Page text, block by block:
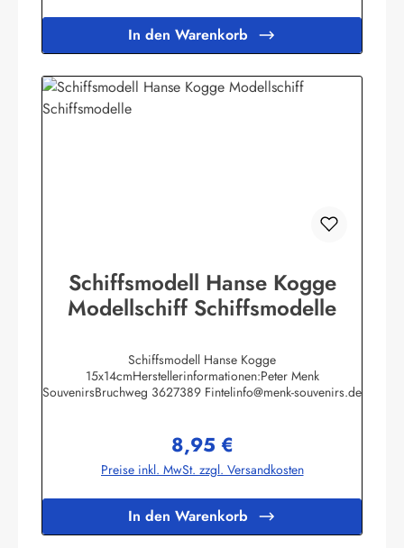
In den Warenkorb
Schiffsmodell Hanse Kogge
Modellschiff Schiffsmodelle
Schiffsmodell Hanse Kogge
15x14cmHerstellerinformationen:Peter Menk
SouvenirsBruchweg 3627389 Fintelinfo@menk-souvenirs.de
Regulärer Preis:
8,95 €
Preise inkl. MwSt. zzgl. Versandkosten
In den Warenkorb